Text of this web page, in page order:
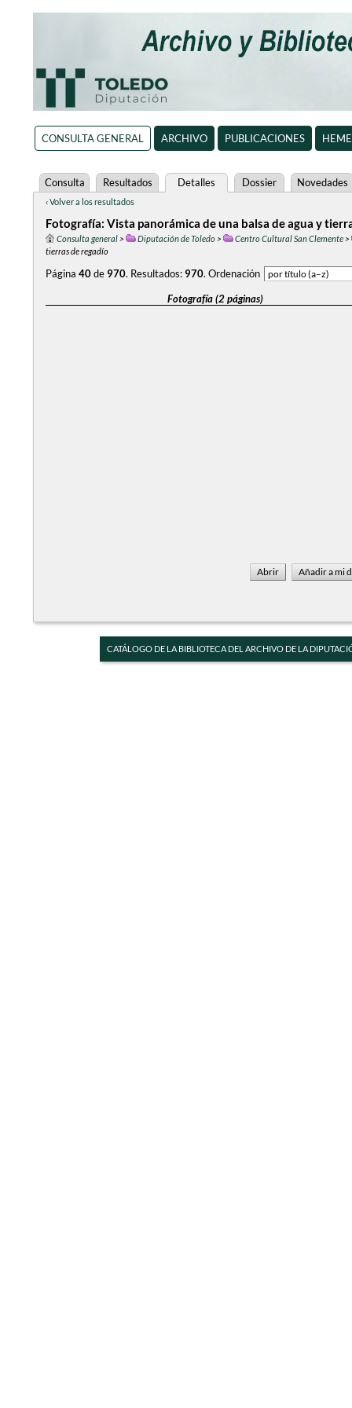
CONSULTA GENERAL ARCHIVO PUBLICACIONES
Consulta Resultados Detalles Dossier Novedades
‹ Volver a los resultados
Fotografía: Vista panorámica de una balsa de agua y
Consulta general> Diputación de Toledo> Centro Cultural San Clemente>
tierras de regadío
Página 40de970. Resultados:970. Ordenación
Fotografía (2 páginas)
CATÁLOGO DE LA BIBLIOTECA DEL ARCHIVO DE LA